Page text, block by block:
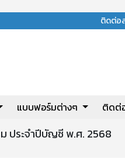
ติดต่อ
แบบฟอร์มต่างๆ ติดต่
ประจำปีบัญชี พ.ศ. 2568